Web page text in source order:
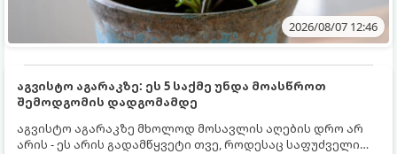
2026/08/07 12:46
აგვისტო აგარაკზე: ეს 5 საქმე უნდა მოასწროთ
შემოდგომის დადგომამდე
აგვისტო აგარაკზე მხოლოდ მოსავლის აღების დრო არ
არის - ეს არის გადამწყვეტი თვე, როდესაც საფუძველი